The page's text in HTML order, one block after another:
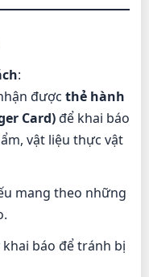
:
được thẻ hành
Card)để khai báo
vật liệu thực vật
mang theo những
báo để tránh bị